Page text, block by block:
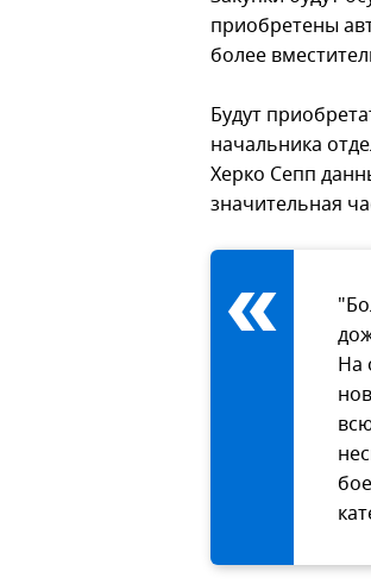
приобретены
более
Будут
начальника
Херко Сепп
значительная
На